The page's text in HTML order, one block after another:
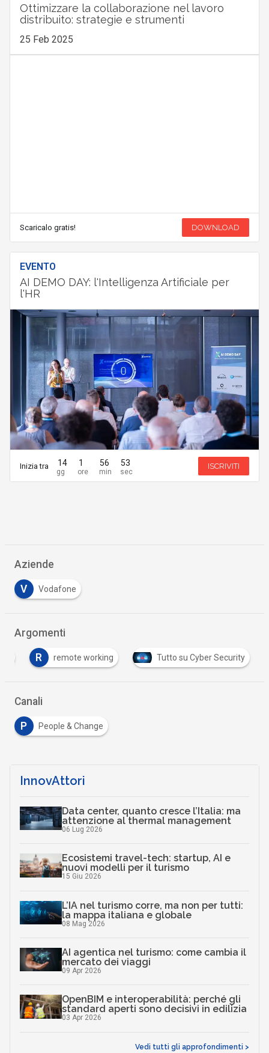
Ottimizzare la collaborazione nel lavoro
distribuito: strategie e strumenti
25 Feb 2025
Scaricalo gratis! DOWNLOAD
EVENTO
AI DEMO DAY: l'Intelligenza Artificiale per
l'HR
Inizia tra 14 1 56 53 ISCRIVITI
Aziende
V Vodafone
Argomenti
R remote working Tutto su Cyber Security
Canali
P People & Change
InnovAttori
Data center, quanto cresce l’Italia: ma
attenzione al thermal management
06 Lug 2026
Ecosistemi travel-tech: startup, AI e
nuovi modelli per il turismo
15 Giu 2026
L’IA nel turismo corre, ma non per tutti:
la mappa italiana e globale
08 Mag 2026
AI agentica nel turismo: come cambia il
mercato dei viaggi
09 Apr 2026
OpenBIM e interoperabilità: perché gli
standard aperti sono decisivi in edilizia
03 Apr 2026
Vedi tutti gli approfondimenti >